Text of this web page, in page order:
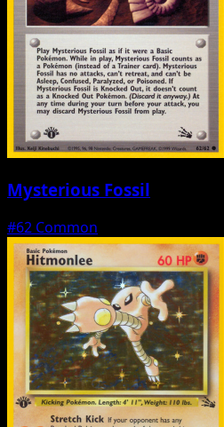
Mysterious Fossil
#62 Common